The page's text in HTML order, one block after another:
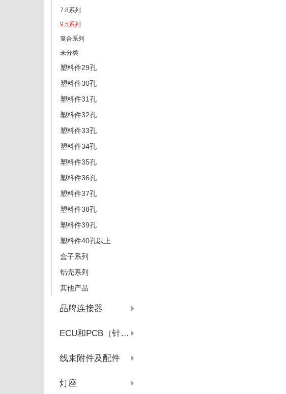
7.8系列
9.5系列
复合系列
未分类
塑料件29孔
塑料件30孔
塑料件31孔
塑料件32孔
塑料件33孔
塑料件34孔
塑料件35孔
塑料件36孔
塑料件37孔
塑料件38孔
塑料件39孔
塑料件40孔以上
盒子系列
铝壳系列
其他产品
品牌连接器
ECU和PCB（针座系列）
线束附件及配件
灯座